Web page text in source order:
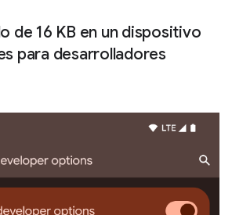
de 16 KB en un dispositivo
para desarrolladores